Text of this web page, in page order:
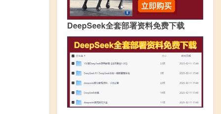
DeepSeek全套部署资料免费下载